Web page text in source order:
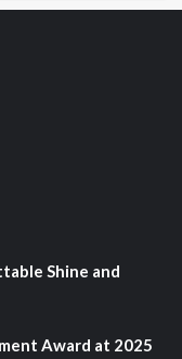
Shine and
Award at 2025